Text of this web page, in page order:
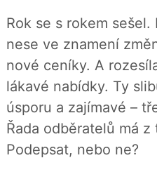
Rok se s rokem
nese ve znamení
nové ceníky. A
lákavé nabídky. Ty
úsporu a zajímavé –
Řada odběratelů má
Podepsat, nebo ne?